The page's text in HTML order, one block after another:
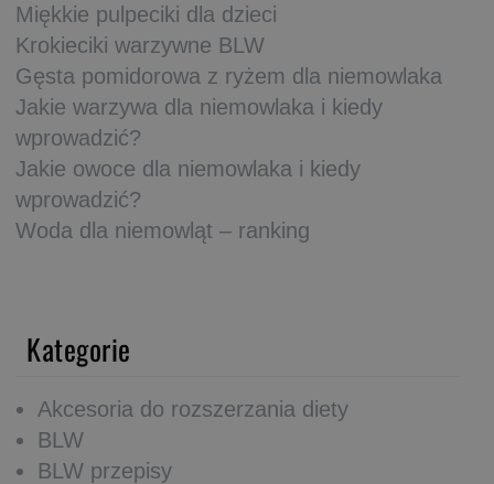
Miękkie pulpeciki dla dzieci
Krokieciki warzywne BLW
Gęsta pomidorowa z ryżem dla niemowlaka
Jakie warzywa dla niemowlaka i kiedy
wprowadzić?
Jakie owoce dla niemowlaka i kiedy
wprowadzić?
Woda dla niemowląt – ranking
Kategorie
Akcesoria do rozszerzania diety
BLW
BLW przepisy